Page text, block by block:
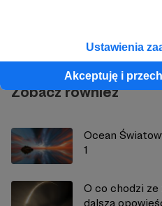
Ustawienia
Akceptuję i
Zobacz również
Ocean
1
O co chodzi
dalsza